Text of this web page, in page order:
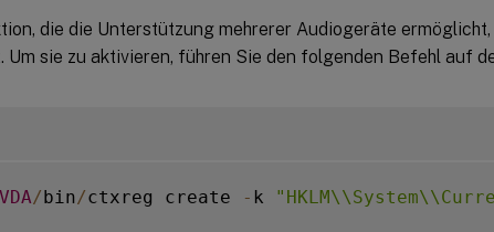
die die Unterstützung mehrerer Audiogeräte
sie zu aktivieren, führen Sie den folgenden Befehl auf
VDA/bin/ctxreg create - k